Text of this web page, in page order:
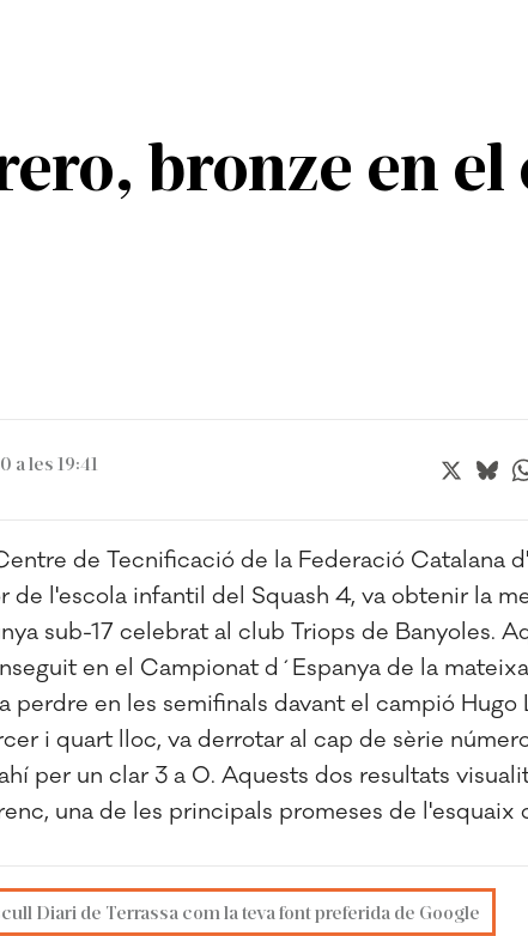
bronze en
a les 19:41 X
de Tecnificació de la Federació Catalana
de l'escola infantil del Squash 4, va obtenir la
sub-17 celebrat al club Triops de Banyoles.
en el Campionat d´Espanya de la
perdre en les semifinals davant el campió Hugo
i quart lloc, va derrotar al cap de sèrie
per un clar 3 a 0. Aquests dos resultats
una de les principals promeses de l'esquaix
Diari de Terrassa com la teva font preferida de Google